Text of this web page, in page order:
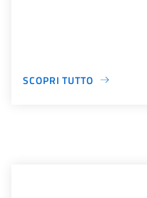
SCOPRI TUTTO